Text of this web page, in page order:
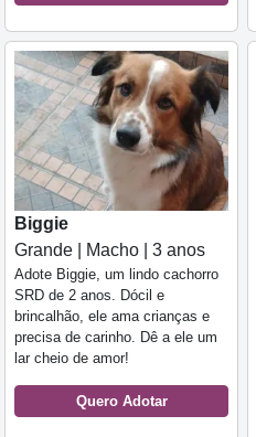
Biggie
Grande | Macho | 3 anos
Adote Biggie, um lindo cachorro
SRD de 2 anos. Dócil e
brincalhão, ele ama crianças e
precisa de carinho. Dê a ele um
lar cheio de amor!
Quero Adotar